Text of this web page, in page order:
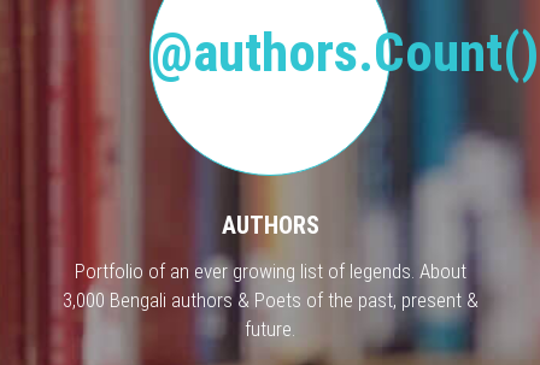
AUTHORS
Portfolio of an ever growing list of legends. About
3,000 Bengali authors & Poets of the past, present &
future.